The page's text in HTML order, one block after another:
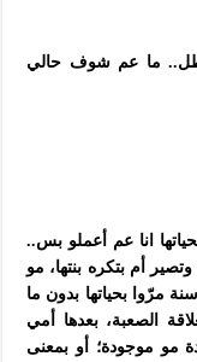
ما عم شوف حالي
انا عم أعملو بس..
أم بتكره بنتها، مو
مرّوا بحياتها بدون ما
الصعبة، بعدها أمي
مو موجودة؛ أو بمعنى